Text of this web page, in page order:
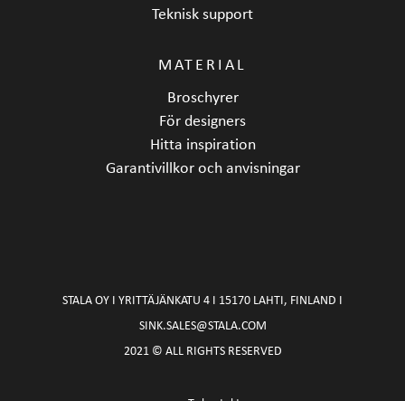
Teknisk support
MATERIAL
Broschyrer
För designers
Hitta inspiration
Garantivillkor och anvisningar
STALA OY I YRITTÄJÄNKATU 4 I 15170 LAHTI, FINLAND I
SINK.SALES@STALA.COM
2021 © ALL RIGHTS RESERVED